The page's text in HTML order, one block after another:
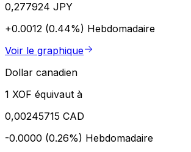
0,277924 JPY
+0.0012 (0.44%) Hebdomadaire
Voir le graphique
Dollar canadien
1 XOF équivaut à
0,00245715 CAD
-0.0000 (0.26%) Hebdomadaire